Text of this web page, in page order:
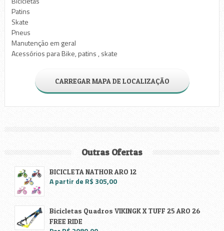
Patins
Skate
Pneus
Manutenção em geral
Acessórios para Bike, patins , skate
CARREGAR MAPA DE LOCALIZAÇÃO
Outras Ofertas
BICICLETA NATHOR ARO 12
A partir de R$ 305,00
Bicicletas Quadros VIKINGK X TUFF 25 ARO 26
FREE RIDE